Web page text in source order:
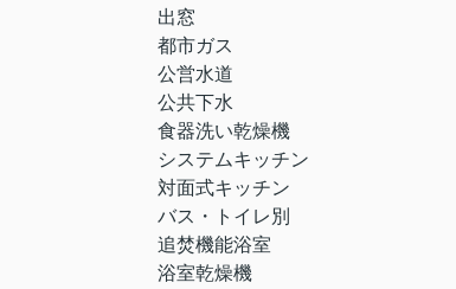
出窓
都市ガス
公営水道
公共下水
食器洗い乾燥機
システムキッチン
対面式キッチン
バス・トイレ別
追焚機能浴室
浴室乾燥機